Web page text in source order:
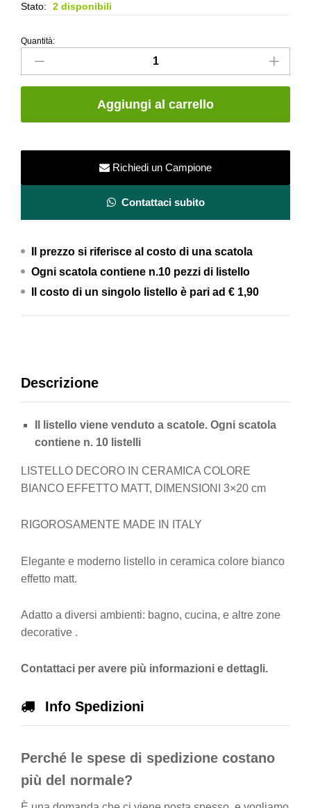
Stato:
2 disponibili
Listello
Piatto
Matt
3x20
Quantità:
Aggiungi al carrello
Richiedi un Campione
Contattaci subito
Il prezzo si riferisce al costo di una scatola
Ogni scatola contiene n.10 pezzi di listello
Il costo di un singolo listello è pari ad € 1,90
Descrizione
Il listello viene venduto a scatole. Ogni scatola
contiene n. 10 listelli
LISTELLO DECORO IN CERAMICA COLORE
BIANCO EFFETTO MATT, DIMENSIONI 3×20 cm
RIGOROSAMENTE MADE IN ITALY
Elegante e moderno listello in ceramica colore bianco
effetto matt.
Adatto a diversi ambienti: bagno, cucina, e altre zone
decorative .
Contattaci per avere più informazioni e dettagli.
Info Spedizioni
Perché le spese di spedizione costano
più del normale?